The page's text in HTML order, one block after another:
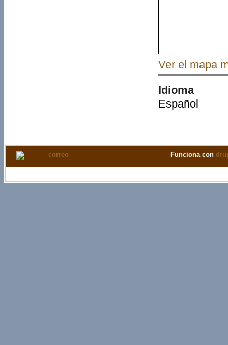
Ver el mapa
Idioma
Español
Funciona con